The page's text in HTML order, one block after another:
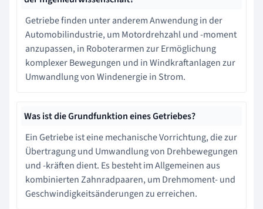
Getriebe finden unter anderem Anwendung in der
Automobilindustrie, um Motordrehzahl und -moment
anzupassen, in Roboterarmen zur Ermöglichung
komplexer Bewegungen und in Windkraftanlagen zur
Umwandlung von Windenergie in Strom.
Was ist die Grundfunktion eines Getriebes?
Ein Getriebe ist eine mechanische Vorrichtung, die zur
Übertragung und Umwandlung von Drehbewegungen
und -kräften dient. Es besteht im Allgemeinen aus
kombinierten Zahnradpaaren, um Drehmoment- und
Geschwindigkeitsänderungen zu erreichen.